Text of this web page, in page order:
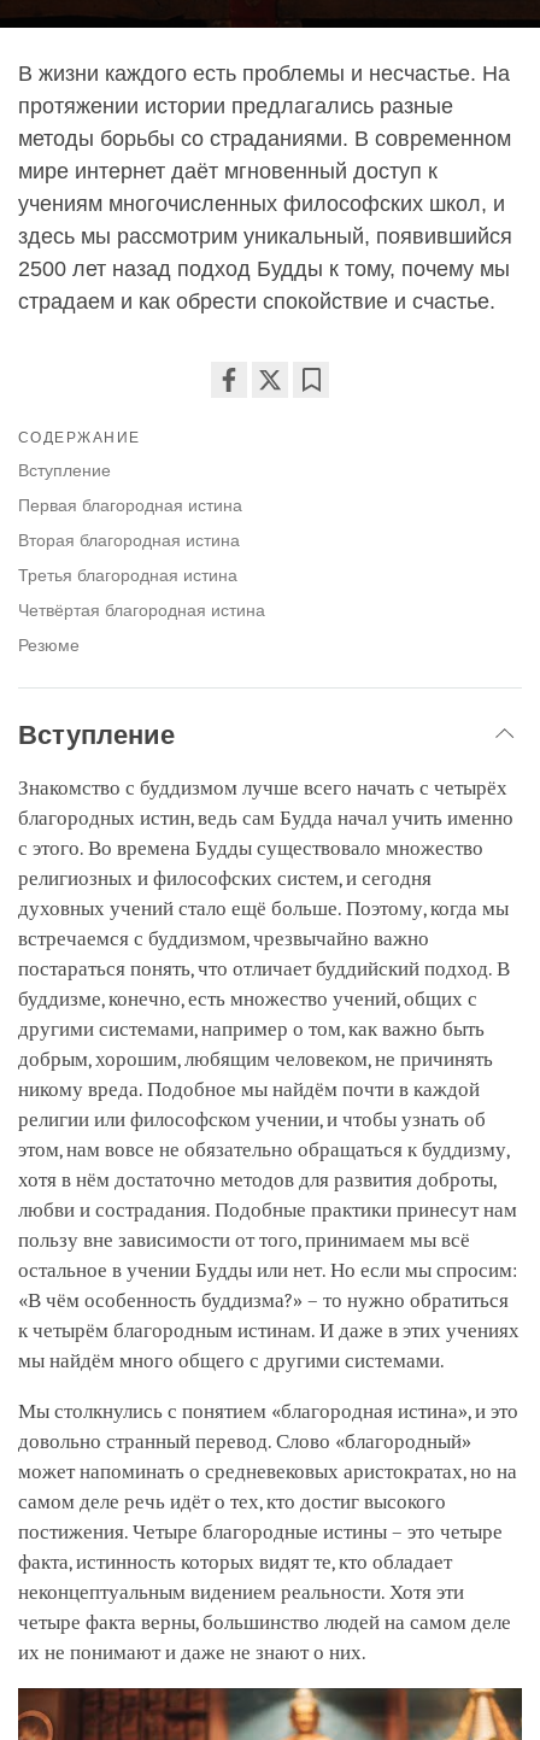
В жизни каждого есть проблемы и несчастье. На
протяжении истории предлагались разные
методы борьбы со страданиями. В современном
мире интернет даёт мгновенный доступ к
учениям многочисленных философских школ, и
здесь мы рассмотрим уникальный, появившийся
2500 лет назад подход Будды к тому, почему мы
страдаем и как обрести спокойствие и счастье.
СОДЕРЖАНИЕ
Вступление
Первая благородная истина
Вторая благородная истина
Третья благородная истина
Четвёртая благородная истина
Резюме
Вступление
Знакомство с буддизмом лучше всего начать с четырёх
благородных истин, ведь сам Будда начал учить именно
с этого. Во времена Будды существовало множество
религиозных и философских систем, и сегодня
духовных учений стало ещё больше. Поэтому, когда мы
встречаемся с буддизмом, чрезвычайно важно
постараться понять, что отличает буддийский подход. В
буддизме, конечно, есть множество учений, общих с
другими системами, например о том, как важно быть
добрым, хорошим, любящим человеком, не причинять
никому вреда. Подобное мы найдём почти в каждой
религии или философском учении, и чтобы узнать об
этом, нам вовсе не обязательно обращаться к буддизму,
хотя в нём достаточно методов для развития доброты,
любви и сострадания. Подобные практики принесут нам
пользу вне зависимости от того, принимаем мы всё
остальное в учении Будды или нет. Но если мы спросим:
«В чём особенность буддизма?» – то нужно обратиться
к четырём благородным истинам. И даже в этих учениях
мы найдём много общего с другими системами.
Мы столкнулись с понятием «благородная истина», и это
довольно странный перевод. Слово «благородный»
может напоминать о средневековых аристократах, но на
самом деле речь идёт о тех, кто достиг высокого
постижения. Четыре благородные истины – это четыре
факта, истинность которых видят те, кто обладает
неконцептуальным видением реальности. Хотя эти
четыре факта верны, большинство людей на самом деле
их не понимают и даже не знают о них.